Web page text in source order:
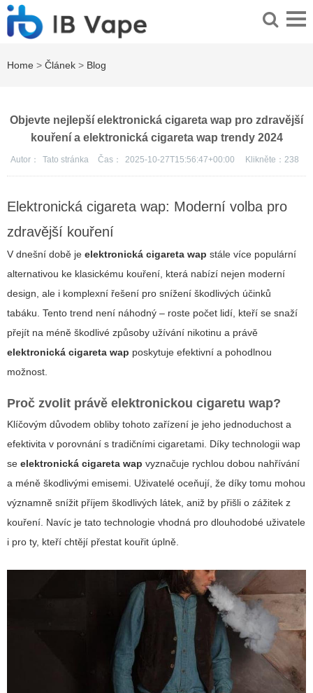
Home > Článek > Blog
Objevte nejlepší elektronická cigareta wap pro zdravější
kouření a elektronická cigareta wap trendy 2024
Autor： Tato stránka Čas： 2025-10-27T15:56:47+00:00 Klikněte： 238
Elektronická cigareta wap: Moderní volba pro
zdravější kouření
V dnešní době je elektronická cigareta wap stále více populární
alternativou ke klasickému kouření, která nabízí nejen moderní
design, ale i komplexní řešení pro snížení škodlivých účinků
tabáku. Tento trend není náhodný – roste počet lidí, kteří se snaží
přejít na méně škodlivé způsoby užívání nikotinu a právě
elektronická cigareta wap poskytuje efektivní a pohodlnou
možnost.
Proč zvolit právě elektronickou cigaretu wap?
Klíčovým důvodem obliby tohoto zařízení je jeho jednoduchost a
efektivita v porovnání s tradičními cigaretami. Díky technologii wap
se elektronická cigareta wap vyznačuje rychlou dobou nahřívání
a méně škodlivými emisemi. Uživatelé oceňují, že díky tomu mohou
významně snížit příjem škodlivých látek, aniž by přišli o zážitek z
kouření. Navíc je tato technologie vhodná pro dlouhodobé uživatele
i pro ty, kteří chtějí přestat kouřit úplně.